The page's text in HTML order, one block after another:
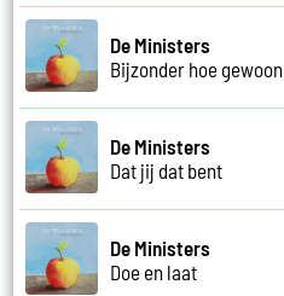
De Ministers
Bijzonder hoe gewoon
De Ministers
Dat jij dat bent
De Ministers
Doe en laat